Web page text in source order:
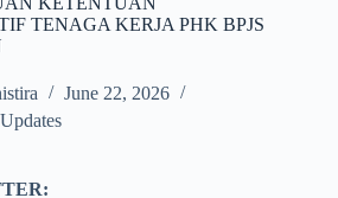
TENAGA KERJA PHK BPJS
June 22, 2026